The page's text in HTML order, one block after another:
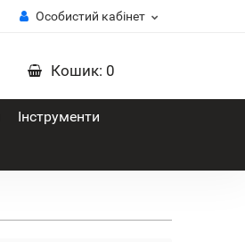
Особистий кабінет
Кошик: 0
Інструменти